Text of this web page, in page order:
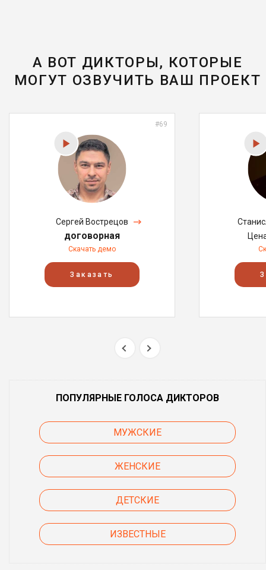
А ВОТ ДИКТОРЫ, КОТОРЫЕ
МОГУТ ОЗВУЧИТЬ ВАШ ПРОЕКТ
#69
Сергей Вострецов
договорная
Скачать демо
Заказать
ПОПУЛЯРНЫЕ ГОЛОСА ДИКТОРОВ
МУЖСКИЕ
ЖЕНСКИЕ
ДЕТСКИЕ
ИЗВЕСТНЫЕ